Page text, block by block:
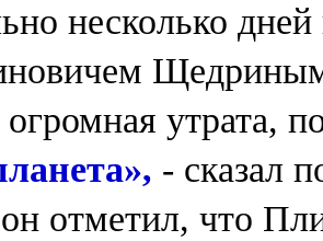
несколько
утрата,
- сказал
отметил, что